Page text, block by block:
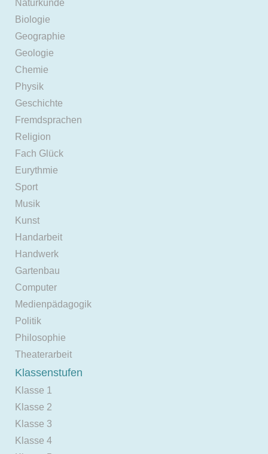
Naturkunde
Biologie
Geographie
Geologie
Chemie
Physik
Geschichte
Fremdsprachen
Religion
Fach Glück
Eurythmie
Sport
Musik
Kunst
Handarbeit
Handwerk
Gartenbau
Computer
Medienpädagogik
Politik
Philosophie
Theaterarbeit
Klassenstufen
Klasse 1
Klasse 2
Klasse 3
Klasse 4